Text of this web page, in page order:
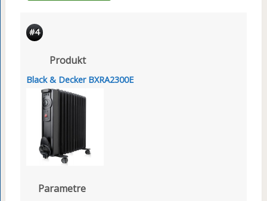
#4
Produkt
Black & Decker BXRA2300E
Parametre